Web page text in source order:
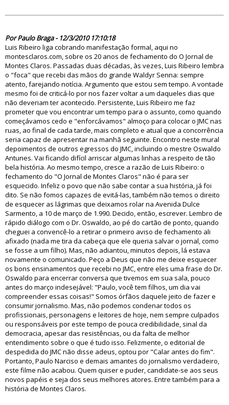
Por Paulo Braga - 12/3/2010 17:10:18
Luis Ribeiro liga cobrando manifestação formal, aqui no
montesclaros.com, sobre os 20 anos de fechamento do O Jornal de
Montes Claros. Passadas duas décadas, às vezes, Luis Ribeiro lembra
o "foca" que recebi das mãos do grande Waldyr Senna: sempre
atento, farejando notícia. Argumento que estou sem tempo. A vontade
mesmo foi de criticá-lo por nos fazer voltar a um daqueles dias que
não deveriam ter acontecido. Persistente, Luis Ribeiro me faz
prometer que vou encontrar um tempo para o assunto, como quando
começávamos cedo e "enforcávamos" almoço para colocar o JMC nas
ruas, ao final de cada tarde, mais completo e atual que a concorrência
seria capaz de apresentar na manhã seguinte. Encontro neste mural
depoimentos de outros egressos do JMC, incluindo o mestre Oswaldo
Antunes. Vai ficando difícil arriscar algumas linhas a respeito de tão
bela história. Ao mesmo tempo, cresce a razão de Luis Ribeiro: o
fechamento do "O Jornal de Montes Claros" não é para ser
esquecido. Infeliz o povo que não sabe contar a sua história, já foi
dito. Se não fomos capazes de evitá-las, também não temos o direito
de esquecer as lágrimas que deixamos rolar na Avenida Dulce
Sarmento, a 10 de março de 1.990. Decido, então, escrever. Lembro de
rápido diálogo com o Dr. Oswaldo, ao pé do cartão de ponto, quando
cheguei a convencê-lo a retirar o primeiro aviso de fechamento ali
afixado (nada me tira da cabeça que ele queria salvar o jornal, como
se fosse a um filho). Mas, não adiantou, minutos depois, lá estava
novamente o comunicado. Peço a Deus que não me deixe esquecer
os bons ensinamentos que recebi no JMC, entre eles uma frase do Dr.
Oswaldo para encerrar conversa que tivemos em sua sala, pouco
antes do março indesejável: "Paulo, você tem filhos, um dia vai
compreender essas coisas!" Somos órfãos daquele jeito de fazer e
consumir jornalismo. Mas, não podemos condenar todos os
profissionais, personagens e leitores de hoje, nem sempre culpados
ou responsáveis por este tempo de pouca credibilidade, sinal da
democracia, apesar das resistências, ou da falta de melhor
entendimento sobre o que é tudo isso. Felizmente, o editorial de
despedida do JMC não disse adeus, optou por "Calar antes do fim".
Portanto, Paulo Narciso e demais amantes do jornalismo verdadeiro,
este filme não acabou. Quem quiser e puder, candidate-se aos seus
novos papéis e seja dos seus melhores atores. Entre também para a
história de Montes Claros.